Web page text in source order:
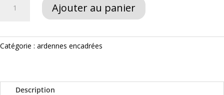
soleil
Ajouter au panier
Catégorie : ardennes encadrées
Description